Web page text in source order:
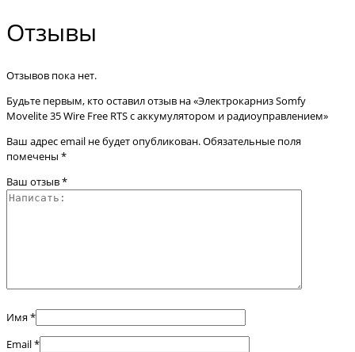
Отзывы
Отзывов пока нет.
Будьте первым, кто оставил отзыв на «Электрокарниз Somfy
Movelite 35 Wire Free RTS с аккумулятором и радиоуправлением»
Ваш адрес email не будет опубликован.Обязательные поля
помечены *
Ваш отзыв*
Имя*
Email*